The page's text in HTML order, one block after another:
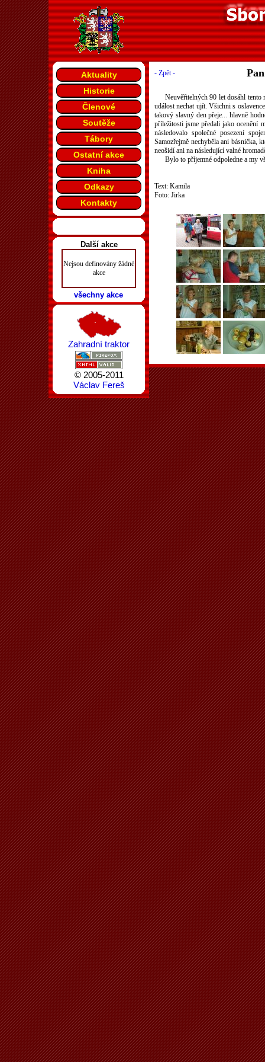
- Zpět -
Neuvěřitelných 90 let dosáhl tento
událost nechat ujít. Všichni s
takový slavný den přeje... hlavně
příležitosti jsme předali jako ocenění
následovalo společné posezení
Samozřejmě nechyběla ani básnička,
neošidí ani na následující valné
Bylo to příjemné odpoledne a my
Text: Kamila
Foto: Jirka
Aktuality
Historie
Členové
Soutěže
Tábory
Ostatní akce
Kniha
Odkazy
Kontakty
Další akce
Nejsou definovány žádné
akce
všechny akce
Zahradní traktor
© 2005-2011
Václav Fereš